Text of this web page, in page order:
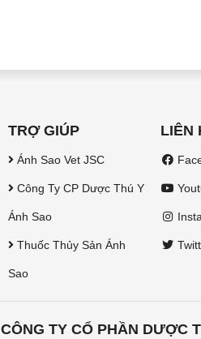
TRỢ GIÚP
Ánh Sao Vet JSC
Công Ty CP Dược Thú Y
Ánh Sao
Thuốc Thủy Sản Ánh
Sao
LIÊN
CÔNG TY CỔ PHẦN DƯỢC